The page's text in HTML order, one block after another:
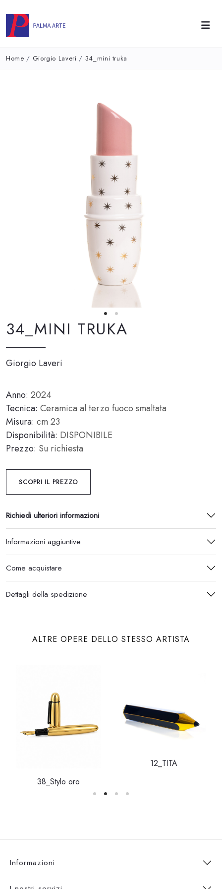
Home / Giorgio Laveri / 34_mini truka
34_MINI TRUKA
Giorgio Laveri
Anno: 2024
Tecnica: Ceramica al terzo fuoco smaltata
Misura: cm 23
Disponibilità: DISPONIBILE
Prezzo: Su richiesta
SCOPRI IL PREZZO
Richiedi ulteriori informazioni
Informazioni aggiuntive
Come acquistare
Dettagli della spedizione
ALTRE OPERE DELLO STESSO ARTISTA
38_Stylo oro
12_TITA
Informazioni